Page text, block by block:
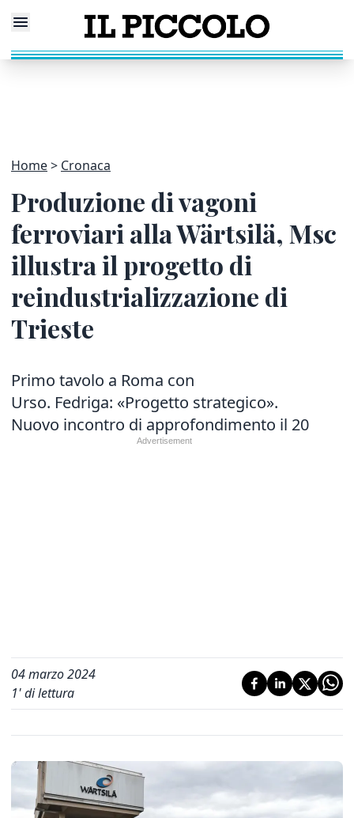
Home Cronaca
Produzione di vagoni
ferroviari alla Wärtsilä, Msc
illustra il progetto di
reindustrializzazione di
Trieste
Primo tavolo a Roma con
Urso. Fedriga: «Progetto strategico».
Nuovo incontro di approfondimento il 20
04 marzo 2024
1' di lettura